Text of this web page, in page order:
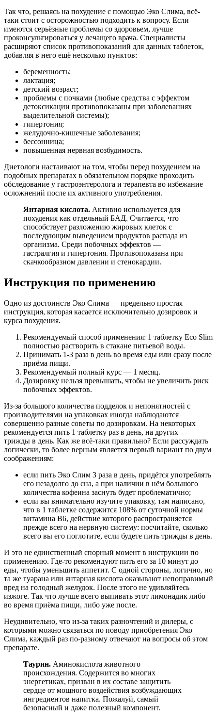
Так что, решаясь на похудение с помощью Эко Слима, всё-
таки стоит с осторожностью подходить к вопросу. Если
имеются серьёзные проблемы со здоровьем, лучше
проконсультироваться у лечащего врача. Специалисты
расширяют список противопоказаний для данных таблеток,
добавляя в него ещё несколько пунктов:
беременность;
лактация;
детский возраст;
проблемы с почками (любые средства с эффектом
детоксикации противопоказаны при заболеваниях
выделительной системы);
гипертония;
желудочно-кишечные заболевания;
бессонница;
повышенная нервная возбудимость.
Диетологи настаивают на том, чтобы перед похудением на
подобных препаратах в обязательном порядке проходить
обследование у гастроэнтеролога и терапевта во избежание
осложнений после их активного употребления.
Янтарная кислота. Активно используется для
похудения как отдельный БАД. Считается, что
способствует разложению жировых клеток с
последующим выведением продуктов распада из
организма. Среди побочных эффектов —
гастралгия и гипертония. Противопоказана при
скачкообразном давлении и стенокардии.
Инструкция по применению
Одно из достоинств Эко Слима — предельно простая
инструкция, которая касается исключительно дозировок и
курса похудения.
Рекомендуемый способ применения: 1 таблетку Eco Slim
полностью растворить в стакане питьевой воды.
Принимать 1-3 раза в день во время еды или сразу после
приёма пищи.
Рекомендуемый полный курс — 1 месяц.
Дозировку нельзя превышать, чтобы не увеличить риск
побочных эффектов.
Из-за большого количества подделок и непонятностей с
производителями на упаковках иногда наблюдаются
совершенно разные советы по дозировкам. На некоторых
рекомендуется пить 1 таблетку раз в день, на других —
трижды в день. Как же всё-таки правильно? Если рассуждать
логически, то более верным является первый вариант по двум
соображениям:
если пить Эко Слим 3 раза в день, придётся употреблять
его незадолго до сна, а при наличии в нём большого
количества кофеина заснуть будет проблематично;
если вы внимательно изучите упаковку, там написано,
что в 1 таблетке содержится 108% от суточной нормы
витамина В6, действие которого распространяется
прежде всего на нервную систему: посчитайте, сколько
всего вы его поглотите, если будете пить трижды в день.
И это не единственный спорный момент в инструкции по
применению. Где-то рекомендуют пить его за 10 минут до
еды, чтобы уменьшить аппетит. С одной стороны, логично, но
та же гуарана или янтарная кислота оказывают непоправимый
вред на голодный желудок. После этого не удивляйтесь
изжоге. Так что лучше всего выпивать этот лимонадик либо
во время приёма пищи, либо уже после.
Неудивительно, что из-за таких разночтений и дилеры, с
которыми можно связаться по поводу приобретения Эко
Слима, каждый раз по-разному отвечают на вопросы об этом
препарате.
Таурин. Аминокислота животного
происхождения. Содержится во многих
энергетиках, призван в их составе защитить
сердце от мощного воздействия возбуждающих
ингредиентов напитка. Пожалуй, самый
безопасный и даже полезный компонент.